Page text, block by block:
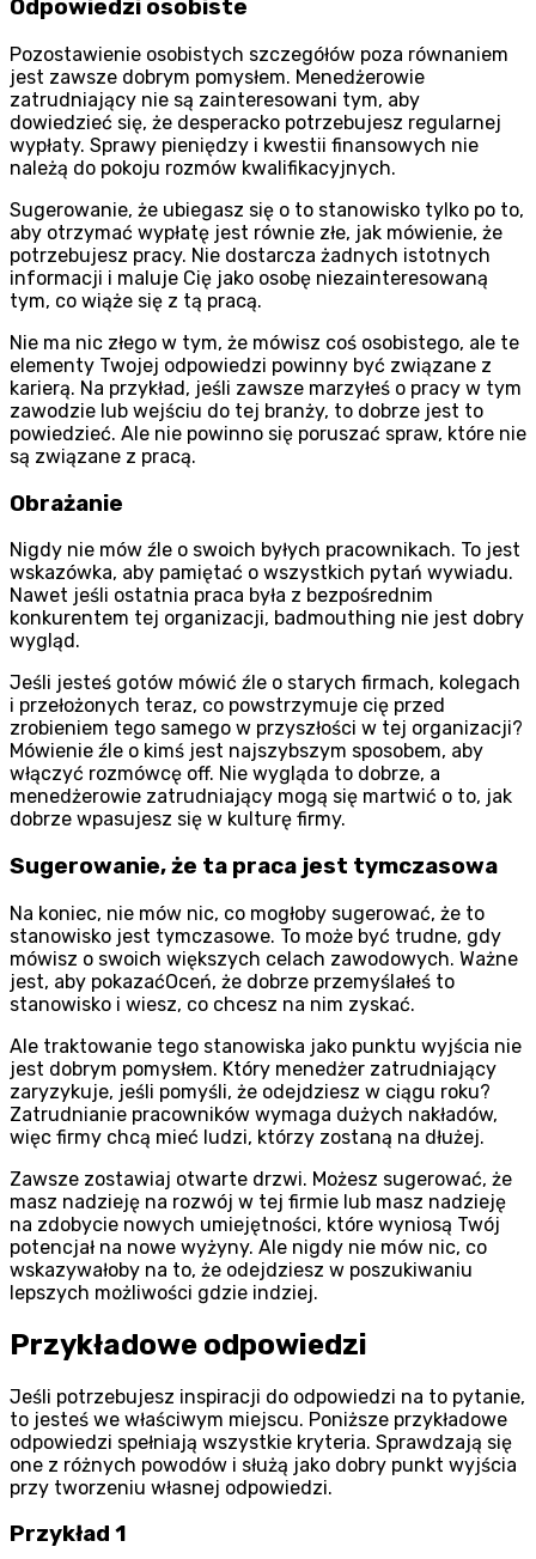
Odpowiedzi osobiste
Pozostawienie osobistych szczegółów poza równaniem
jest zawsze dobrym pomysłem. Menedżerowie
zatrudniający nie są zainteresowani tym, aby
dowiedzieć się, że desperacko potrzebujesz regularnej
wypłaty. Sprawy pieniędzy i kwestii finansowych nie
należą do pokoju rozmów kwalifikacyjnych.
Sugerowanie, że ubiegasz się o to stanowisko tylko po to,
aby otrzymać wypłatę jest równie złe, jak mówienie, że
potrzebujesz pracy. Nie dostarcza żadnych istotnych
informacji i maluje Cię jako osobę niezainteresowaną
tym, co wiąże się z tą pracą.
Nie ma nic złego w tym, że mówisz coś osobistego, ale te
elementy Twojej odpowiedzi powinny być związane z
karierą. Na przykład, jeśli zawsze marzyłeś o pracy w tym
zawodzie lub wejściu do tej branży, to dobrze jest to
powiedzieć. Ale nie powinno się poruszać spraw, które nie
są związane z pracą.
Obrażanie
Nigdy nie mów źle o swoich byłych pracownikach. To jest
wskazówka, aby pamiętać o wszystkich pytań wywiadu.
Nawet jeśli ostatnia praca była z bezpośrednim
konkurentem tej organizacji, badmouthing nie jest dobry
wygląd.
Jeśli jesteś gotów mówić źle o starych firmach, kolegach
i przełożonych teraz, co powstrzymuje cię przed
zrobieniem tego samego w przyszłości w tej organizacji?
Mówienie źle o kimś jest najszybszym sposobem, aby
włączyć rozmówcę off. Nie wygląda to dobrze, a
menedżerowie zatrudniający mogą się martwić o to, jak
dobrze wpasujesz się w kulturę firmy.
Sugerowanie, że ta praca jest tymczasowa
Na koniec, nie mów nic, co mogłoby sugerować, że to
stanowisko jest tymczasowe. To może być trudne, gdy
mówisz o swoich większych celach zawodowych. Ważne
jest, aby pokazaćOceń, że dobrze przemyślałeś to
stanowisko i wiesz, co chcesz na nim zyskać.
Ale traktowanie tego stanowiska jako punktu wyjścia nie
jest dobrym pomysłem. Który menedżer zatrudniający
zaryzykuje, jeśli pomyśli, że odejdziesz w ciągu roku?
Zatrudnianie pracowników wymaga dużych nakładów,
więc firmy chcą mieć ludzi, którzy zostaną na dłużej.
Zawsze zostawiaj otwarte drzwi. Możesz sugerować, że
masz nadzieję na rozwój w tej firmie lub masz nadzieję
na zdobycie nowych umiejętności, które wyniosą Twój
potencjał na nowe wyżyny. Ale nigdy nie mów nic, co
wskazywałoby na to, że odejdziesz w poszukiwaniu
lepszych możliwości gdzie indziej.
Przykładowe odpowiedzi
Jeśli potrzebujesz inspiracji do odpowiedzi na to pytanie,
to jesteś we właściwym miejscu. Poniższe przykładowe
odpowiedzi spełniają wszystkie kryteria. Sprawdzają się
one z różnych powodów i służą jako dobry punkt wyjścia
przy tworzeniu własnej odpowiedzi.
Przykład 1